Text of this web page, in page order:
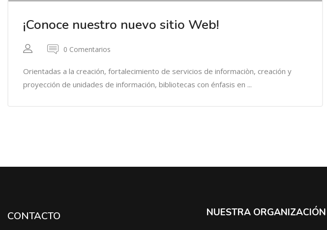
¡Conoce nuestro nuevo sitio Web!
0 Comentarios
Orientadas a la creación, fortalecimiento de servicios de informaciòn, creación y
proyección de unidades de información, bibliotecas con énfasis en ...
CONTACTO NUESTRA ORGANIZACIÓN